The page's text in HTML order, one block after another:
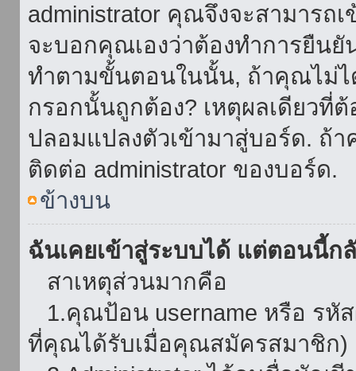
administrator คุณจึงจะสามาร
จะบอกคุณเองว่าต้องทำการยืน
ทำตามขั้นตอนในนั้น, ถ้าคุณไม่
กรอกนั้นถูกต้อง? เหตุผลเดียวที่
ปลอมแปลงตัวเข้ามาสู่บอร์ด. ถ้
ติดต่อ administrator ของบอร์ด.
ข้างบน
ฉันเคยเข้าสู่ระบบได้ แต่ตอนนี้ก
สาเหตุส่วนมากคือ
1.คุณป้อน username หรือ รหั
ที่คุณได้รับเมื่อคุณสมัครสมาชิก)